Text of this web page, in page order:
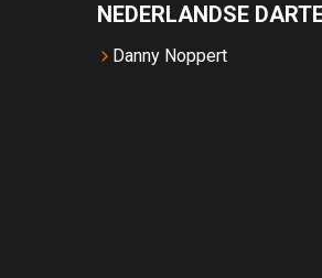
NEDERLANDSE
Danny Noppert